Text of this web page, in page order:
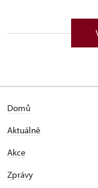
Domů
Aktuálně
Akce
Zprávy